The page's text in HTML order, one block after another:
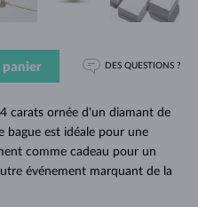
carats ornée d'un diamant de
bague est idéale pour une
comme cadeau pour un
événement marquant de la
DES QUESTIONS ?